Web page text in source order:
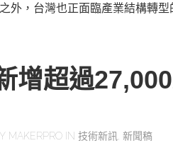
外，台灣也正面臨產業結構轉
增超過
MAKERPRO IN 技術新訊 新聞稿